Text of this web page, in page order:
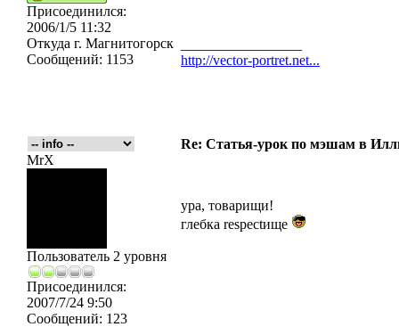
Присоединился:
2006/1/5 11:32
Откуда г. Магнитогорск
Сообщений: 1153
http://vector-portret.net...
Re: Статья-урок по мэшам в
MrX
Пользователь 2 уровня
Присоединился:
2007/7/24 9:50
Сообщений: 123
ура, товарищи!
глебка respectище